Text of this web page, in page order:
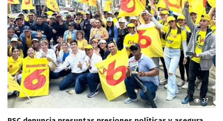
37